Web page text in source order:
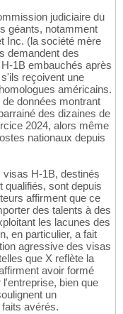
judiciaire du
géants, notamment
Inc. (la société mère
demandent des
1B embauchés après
reçoivent une
américains.
données montrant
des dizaines de
2024, alors même
nationaux depuis
visas H-1B, destinés
qualifiés, sont depuis
affirment que ce
des talents à des
les lacunes des
en particulier, a fait
agressive des visas
que X reflète la
avoir formé
bien que
un
avérés.